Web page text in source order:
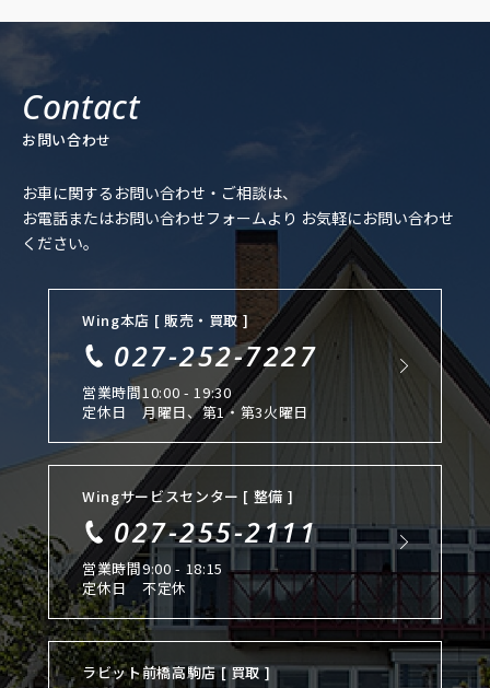
お問い合わせ
お車に関するお問い合わせ・ご相談は、
お電話またはお問い合わせフォームより お気軽にお問い合わせ
ください。
Wing本店 [ 販売・買取 ]
027-252-7227
営業時間10:00 - 19:30
定休日
月曜日、第1・第3火曜日
Wingサービスセンター [ 整備 ]
027-255-2111
営業時間9:00 - 18:15
定休日
不定休
ラビット前橋高駒店 [ 買取 ]